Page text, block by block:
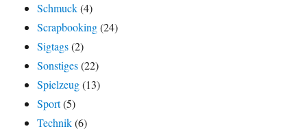
Schmuck(4)
Scrapbooking(24)
Sigtags(2)
Sonstiges(22)
Spielzeug(13)
Sport(5)
Technik(6)